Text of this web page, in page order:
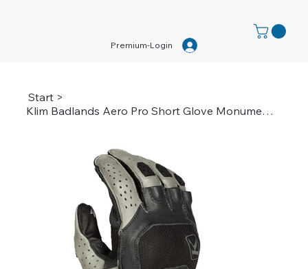
Premium-Login
Start >
Klim Badlands Aero Pro Short Glove Monument Gray